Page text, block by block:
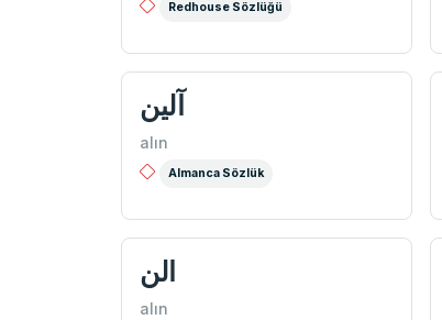
Redhouse Sözlüğü
آلین
alın
Almanca Sözlük
الن
alın